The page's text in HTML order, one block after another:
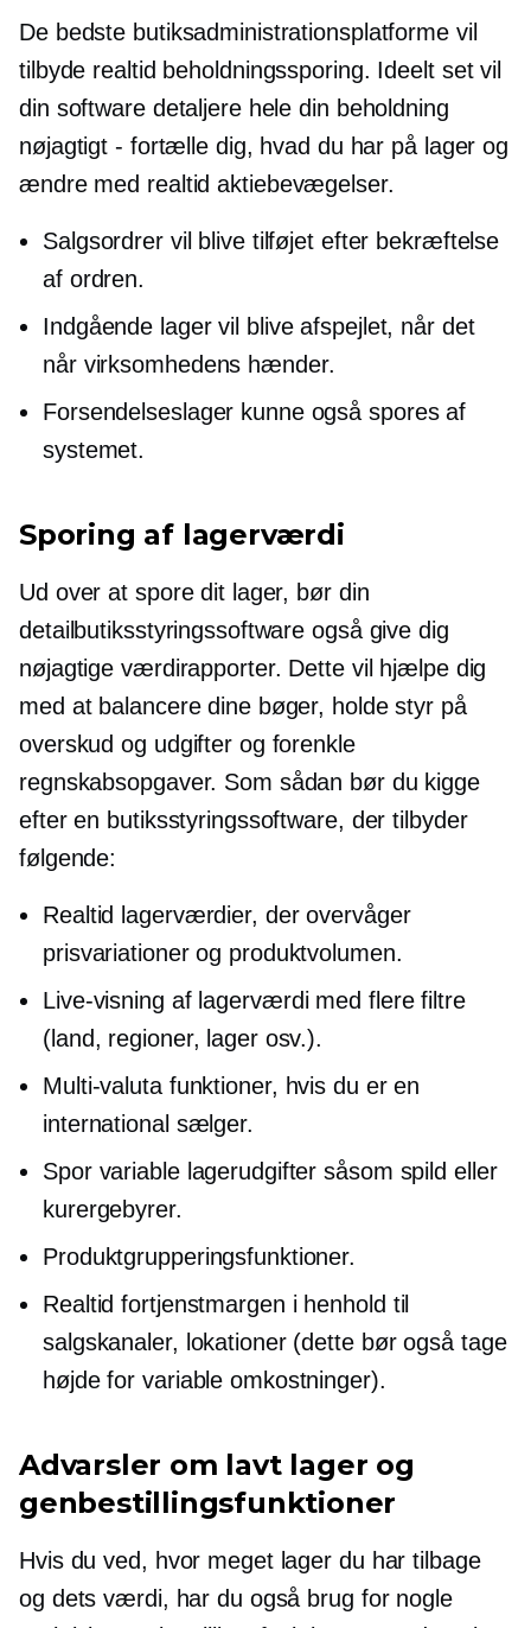
De bedste butiksadministrationsplatforme vil
tilbyde realtid beholdningssporing. Ideelt set vil
din software detaljere hele din beholdning
nøjagtigt - fortælle dig, hvad du har på lager og
ændre med realtid aktiebevægelser.
Salgsordrer vil blive tilføjet efter bekræftelse
af ordren.
Indgående lager vil blive afspejlet, når det
når virksomhedens hænder.
Forsendelseslager kunne også spores af
systemet.
Sporing af lagerværdi
Ud over at spore dit lager, bør din
detailbutiksstyringssoftware også give dig
nøjagtige værdirapporter. Dette vil hjælpe dig
med at balancere dine bøger, holde styr på
overskud og udgifter og forenkle
regnskabsopgaver. Som sådan bør du kigge
efter en butiksstyringssoftware, der tilbyder
følgende:
Realtid lagerværdier, der overvåger
prisvariationer og produktvolumen.
Live-visning af lagerværdi med flere filtre
(land, regioner, lager osv.).
Multi-valutafunktioner, hvis du er en
international sælger.
Spor variable lagerudgifter såsom spild eller
kurergebyrer.
Produktgrupperingsfunktioner.
Realtid fortjenstmargen i henhold til
salgskanaler, lokationer (dette bør også tage
højde for variable omkostninger).
Advarsler om lavt lager og
genbestillingsfunktioner
Hvis du ved, hvor meget lager du har tilbage
og dets værdi, har du også brug for nogle